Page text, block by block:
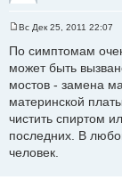
о
б
е
н
е
Вс Дек 25, 2011 22:07
По симптомам
может быть
мостов - замена
материнской
чистить спиртом
последних. В
человек.